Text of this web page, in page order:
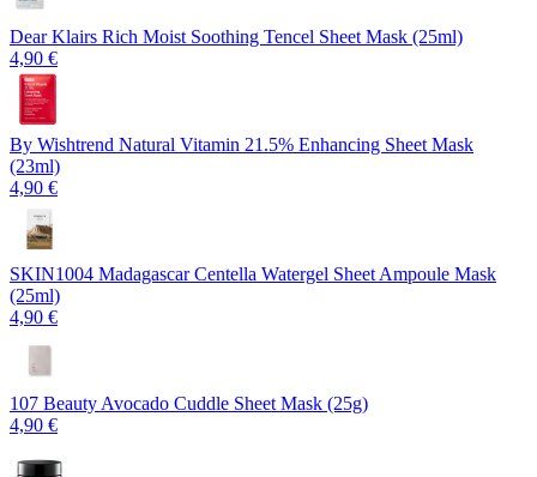
Dear Klairs Rich Moist Soothing Tencel Sheet Mask (25ml)
4,90 €
By Wishtrend Natural Vitamin 21.5% Enhancing Sheet Mask
(23ml)
4,90 €
SKIN1004 Madagascar Centella Watergel Sheet Ampoule Mask
(25ml)
4,90 €
107 Beauty Avocado Cuddle Sheet Mask (25g)
4,90 €